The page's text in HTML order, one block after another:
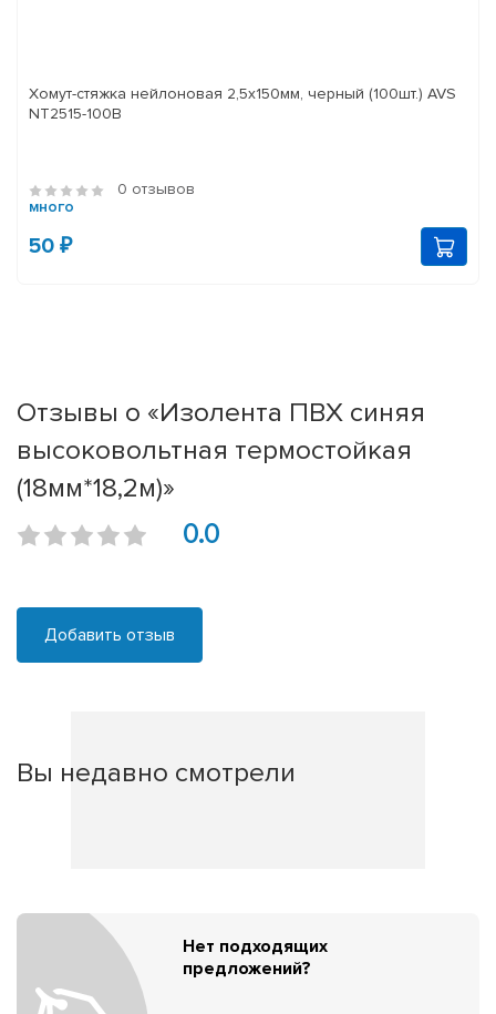
Хомут-стяжка нейлоновая 2,5х150мм, черный (100шт.) AVS
NT2515-100B
0 отзывов
много
50 ₽
Отзывы о «Изолента ПВХ синяя
высоковольтная термостойкая
(18мм*18,2м)»
0.0
Добавить отзыв
Вы недавно смотрели
Нет подходящих
предложений?